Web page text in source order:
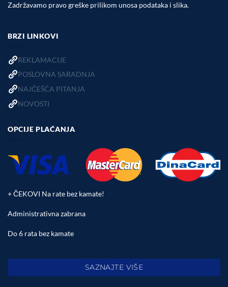
Zadržavamo pravo greške prilikom unosa podataka i slika.
BRZI LINKOVI
REKLAMACIJE
POSLOVNA SARADNJA
NAJČEŠĆA PITANJA
NOVOSTI
OPCIJE PLAĆANJA
+ ČEKOVI Na rate bez kamate!
Administrativna zabrana
Do 6 rata bez kamate
SAZNAJTE VIŠE